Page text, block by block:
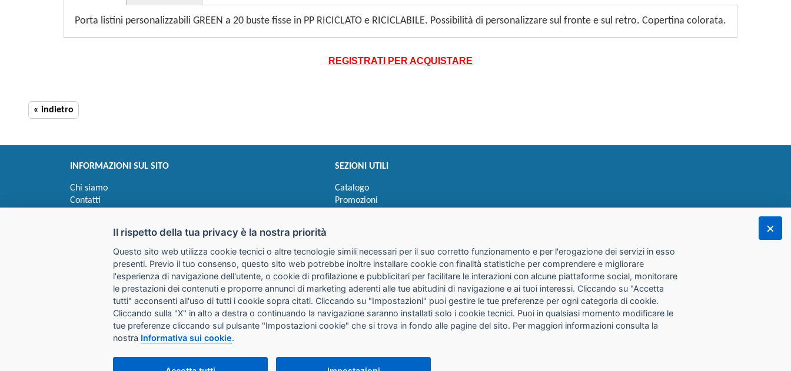
Porta listini personalizzabili GREEN a 20 buste fisse in PP RICICLATO e RICICLABILE. Possibilità di personalizzare sul fronte e sul retro. Copertina colorata.
REGISTRATI PER ACQUISTARE
« indietro
INFORMAZIONI SUL SITO
Chi siamo
Contatti
Impostazioni cookie
SEZIONI UTILI
Catalogo
Promozioni
I prezzi indicati si intendono IVA esclusa
GALIMBERTI S.r.L.
Via Giovanni Quarena 220/A 25085 Gavardo (BS)
Email:store@galimbertiweb.it PEC:galimberti@pec.galimbertiweb.it
Il rispetto della tua privacy è la nostra priorità
Questo sito web utilizza cookie tecnici o altre tecnologie simili necessari per il suo corretto funzionamento e per l'erogazione dei servizi in esso
presenti. Previo il tuo consenso, questo sito web potrebbe inoltre installare cookie con finalità statistiche per comprendere e migliorare
l'esperienza di navigazione dell'utente, o cookie di profilazione e pubblicitari per facilitare le interazioni con alcune piattaforme social, monitorare
le prestazioni dei contenuti e proporre annunci di marketing aderenti alle tue abitudini di navigazione e ai tuoi interessi. Cliccando su "Accetta
tutti" acconsenti all'uso di tutti i cookie sopra citati. Cliccando su "Impostazioni" puoi gestire le tue preferenze per ogni categoria di cookie.
Cliccando sulla "X" in alto a destra o continuando la navigazione saranno installati solo i cookie tecnici. Puoi in qualsiasi momento modificare le
tue preferenze cliccando sul pulsante "Impostazioni cookie" che si trova in fondo alle pagine del sito. Per maggiori informazioni consulta la
nostra Informativa sui cookie.